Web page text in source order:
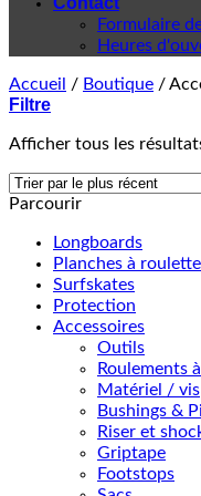
Formulaire
Heures
Accueil / Boutique /
Filtre
Afficher tous les
Parcourir
Longboards
Planches à
Surfskates
Protection
Accessoires
Outils
Roulements
Matériel / vis
Bushings &
Riser et
Griptape
Footstops